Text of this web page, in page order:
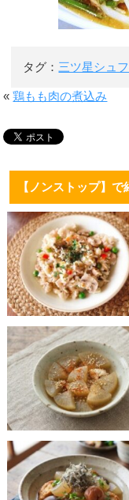
タグ： 三ツ星シュ
«鶏もも肉の煮込み
【ノンストップ】